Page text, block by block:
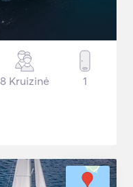
8 Kruizinė 1